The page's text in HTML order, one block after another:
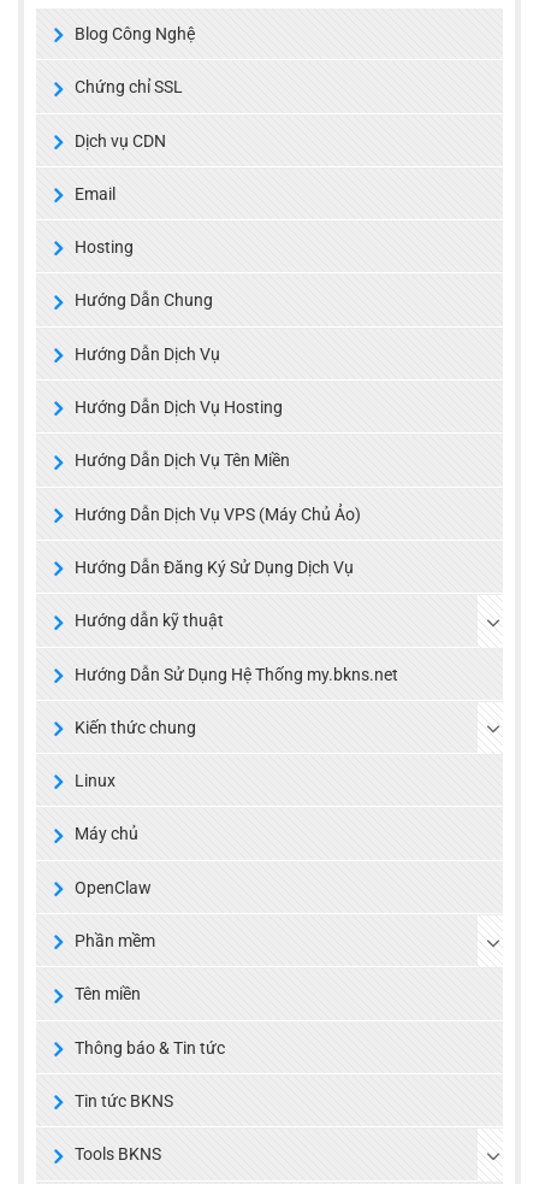
Blog Công Nghệ
Chứng chỉ SSL
Dịch vụ CDN
Email
Hosting
Hướng Dẫn Chung
Hướng Dẫn Dịch Vụ
Hướng Dẫn Dịch Vụ Hosting
Hướng Dẫn Dịch Vụ Tên Miền
Hướng Dẫn Dịch Vụ VPS (Máy Chủ Ảo)
Hướng Dẫn Đăng Ký Sử Dụng Dịch Vụ
Hướng dẫn kỹ thuật
Hướng Dẫn Sử Dụng Hệ Thống my.bkns.net
Kiến thức chung
Linux
Máy chủ
OpenClaw
Phần mềm
Tên miền
Thông báo & Tin tức
Tin tức BKNS
Tools BKNS